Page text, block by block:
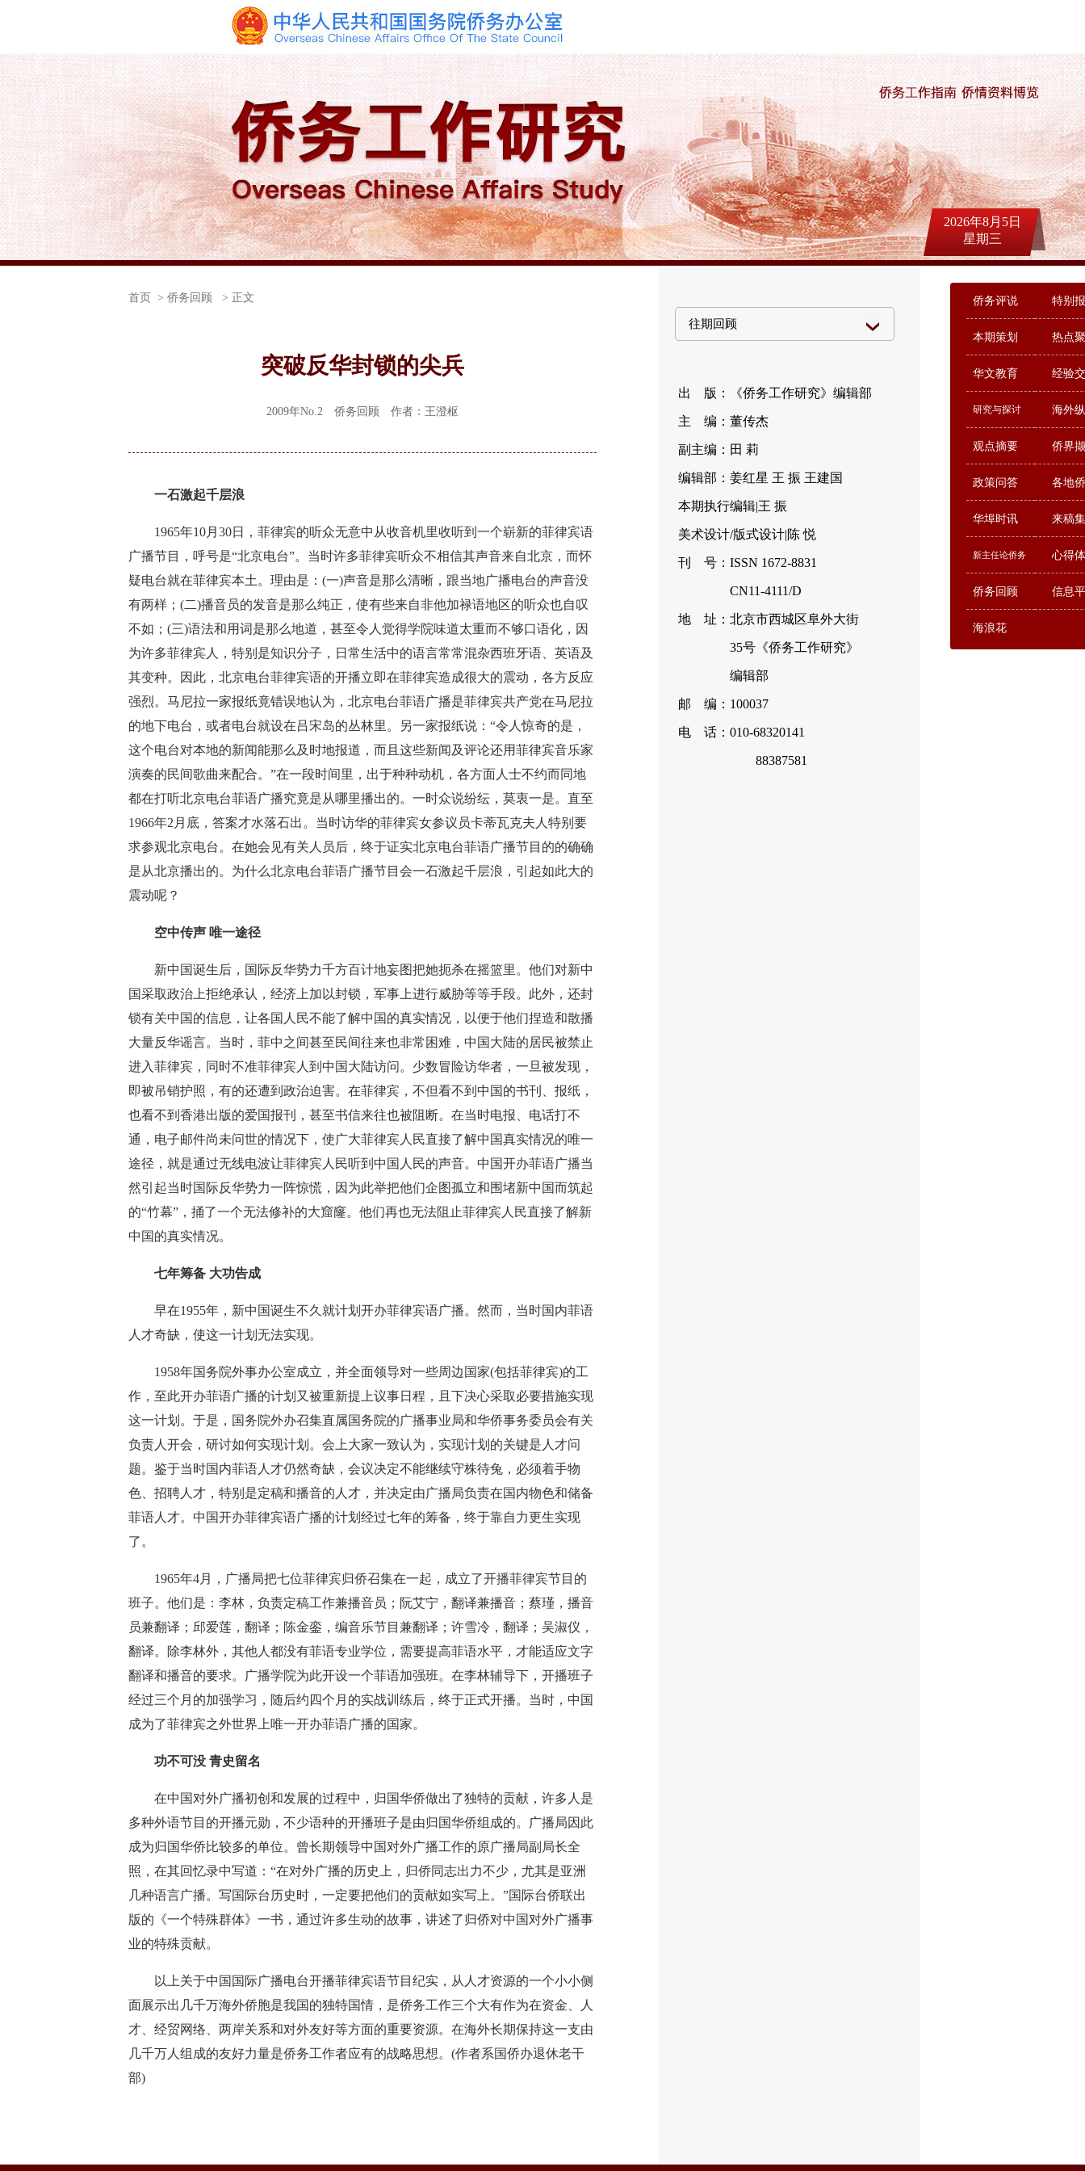
2026年8月5日
星期三
侨务评说 特别
本期策划 热点
华文教育 经验
研究与探讨 海外
观点摘要 侨界
政策问答 各地
华埠时讯 来稿
新主任论侨务 心得
侨务回顾 信息
海浪花
首页 > 侨务回顾 > 正文
突破反华封锁的尖兵
2009年No.2 侨务回顾 作者：王澄枢
一石激起千层浪
1965年10月30日，菲律宾的听众无意中从收音机里收听到一个崭新的菲律宾语
广播节目，呼号是“北京电台”。当时许多菲律宾听众不相信其声音来自北京，而怀
疑电台就在菲律宾本土。理由是：(一)声音是那么清晰，跟当地广播电台的声音没
有两样；(二)播音员的发音是那么纯正，使有些来自非他加禄语地区的听众也自叹
不如；(三)语法和用词是那么地道，甚至令人觉得学院味道太重而不够口语化，因
为许多菲律宾人，特别是知识分子，日常生活中的语言常常混杂西班牙语、英语及
其变种。因此，北京电台菲律宾语的开播立即在菲律宾造成很大的震动，各方反应
强烈。马尼拉一家报纸竟错误地认为，北京电台菲语广播是菲律宾共产党在马尼拉
的地下电台，或者电台就设在吕宋岛的丛林里。另一家报纸说：“令人惊奇的是，
这个电台对本地的新闻能那么及时地报道，而且这些新闻及评论还用菲律宾音乐家
演奏的民间歌曲来配合。”在一段时间里，出于种种动机，各方面人士不约而同地
都在打听北京电台菲语广播究竟是从哪里播出的。一时众说纷纭，莫衷一是。直至
1966年2月底，答案才水落石出。当时访华的菲律宾女参议员卡蒂瓦克夫人特别要
求参观北京电台。在她会见有关人员后，终于证实北京电台菲语广播节目的的确确
是从北京播出的。为什么北京电台菲语广播节目会一石激起千层浪，引起如此大的
震动呢？
空中传声 唯一途径
新中国诞生后，国际反华势力千方百计地妄图把她扼杀在摇篮里。他们对新中
国采取政治上拒绝承认，经济上加以封锁，军事上进行威胁等等手段。此外，还封
锁有关中国的信息，让各国人民不能了解中国的真实情况，以便于他们捏造和散播
大量反华谣言。当时，菲中之间甚至民间往来也非常困难，中国大陆的居民被禁止
进入菲律宾，同时不准菲律宾人到中国大陆访问。少数冒险访华者，一旦被发现，
即被吊销护照，有的还遭到政治迫害。在菲律宾，不但看不到中国的书刊、报纸，
也看不到香港出版的爱国报刊，甚至书信来往也被阻断。在当时电报、电话打不
通，电子邮件尚未问世的情况下，使广大菲律宾人民直接了解中国真实情况的唯一
途径，就是通过无线电波让菲律宾人民听到中国人民的声音。中国开办菲语广播当
然引起当时国际反华势力一阵惊慌，因为此举把他们企图孤立和围堵新中国而筑起
的“竹幕”，捅了一个无法修补的大窟窿。他们再也无法阻止菲律宾人民直接了解新
中国的真实情况。
七年筹备 大功告成
早在1955年，新中国诞生不久就计划开办菲律宾语广播。然而，当时国内菲语
人才奇缺，使这一计划无法实现。
1958年国务院外事办公室成立，并全面领导对一些周边国家(包括菲律宾)的工
作，至此开办菲语广播的计划又被重新提上议事日程，且下决心采取必要措施实现
这一计划。于是，国务院外办召集直属国务院的广播事业局和华侨事务委员会有关
负责人开会，研讨如何实现计划。会上大家一致认为，实现计划的关键是人才问
题。鉴于当时国内菲语人才仍然奇缺，会议决定不能继续守株待兔，必须着手物
色、招聘人才，特别是定稿和播音的人才，并决定由广播局负责在国内物色和储备
菲语人才。中国开办菲律宾语广播的计划经过七年的筹备，终于靠自力更生实现
了。
1965年4月，广播局把七位菲律宾归侨召集在一起，成立了开播菲律宾节目的
班子。他们是：李林，负责定稿工作兼播音员；阮艾宁，翻译兼播音；蔡瑾，播音
员兼翻译；邱爱莲，翻译；陈金銮，编音乐节目兼翻译；许雪冷，翻译；吴淑仪，
翻译。除李林外，其他人都没有菲语专业学位，需要提高菲语水平，才能适应文字
翻译和播音的要求。广播学院为此开设一个菲语加强班。在李林辅导下，开播班子
经过三个月的加强学习，随后约四个月的实战训练后，终于正式开播。当时，中国
成为了菲律宾之外世界上唯一开办菲语广播的国家。
功不可没 青史留名
在中国对外广播初创和发展的过程中，归国华侨做出了独特的贡献，许多人是
多种外语节目的开播元勋，不少语种的开播班子是由归国华侨组成的。广播局因此
成为归国华侨比较多的单位。曾长期领导中国对外广播工作的原广播局副局长全
照，在其回忆录中写道：“在对外广播的历史上，归侨同志出力不少，尤其是亚洲
几种语言广播。写国际台历史时，一定要把他们的贡献如实写上。”国际台侨联出
版的《一个特殊群体》一书，通过许多生动的故事，讲述了归侨对中国对外广播事
业的特殊贡献。
以上关于中国国际广播电台开播菲律宾语节目纪实，从人才资源的一个小小侧
面展示出几千万海外侨胞是我国的独特国情，是侨务工作三个大有作为在资金、人
才、经贸网络、两岸关系和对外友好等方面的重要资源。在海外长期保持这一支由
几千万人组成的友好力量是侨务工作者应有的战略思想。(作者系国侨办退休老干
部)
出 版：《侨务工作研究》编辑部
主 编：董传杰
副主编：田 莉
编辑部：姜红星 王 振 王建国
本期执行编辑|王 振
美术设计/版式设计|陈 悦
刊 号：ISSN 1672-8831
CN11-4111/D
地 址：北京市西城区阜外大街
35号《侨务工作研究》
编辑部
邮 编：100037
电 话：010-68320141
88387581